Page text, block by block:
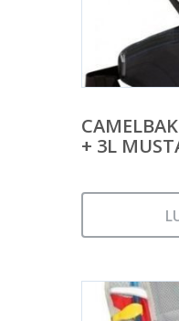
+ 3L